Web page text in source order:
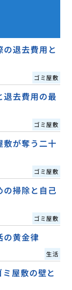
の退去費用と
ゴミ屋敷
退去費用の最
ゴミ屋敷
敷が奪う二十
ゴミ屋敷
の掃除と自己
ゴミ屋敷
の黄金律
生活
屋敷の壁と